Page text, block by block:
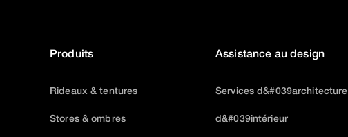
Produits
Rideaux & tentures
Stores & ombres
Assistance au design
Services d&#039architecture
d&#039intérieur